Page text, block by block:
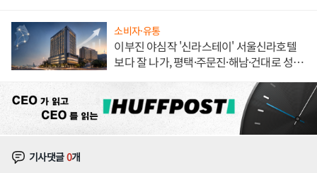
소비자·유통
이부진 야심작 '신라스테이' 서울신라호텔
보다 잘 나가, 평택·주문진·해남·건대로 성
기사댓글0개